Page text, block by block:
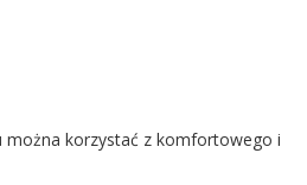
można korzystać z komfortowego i